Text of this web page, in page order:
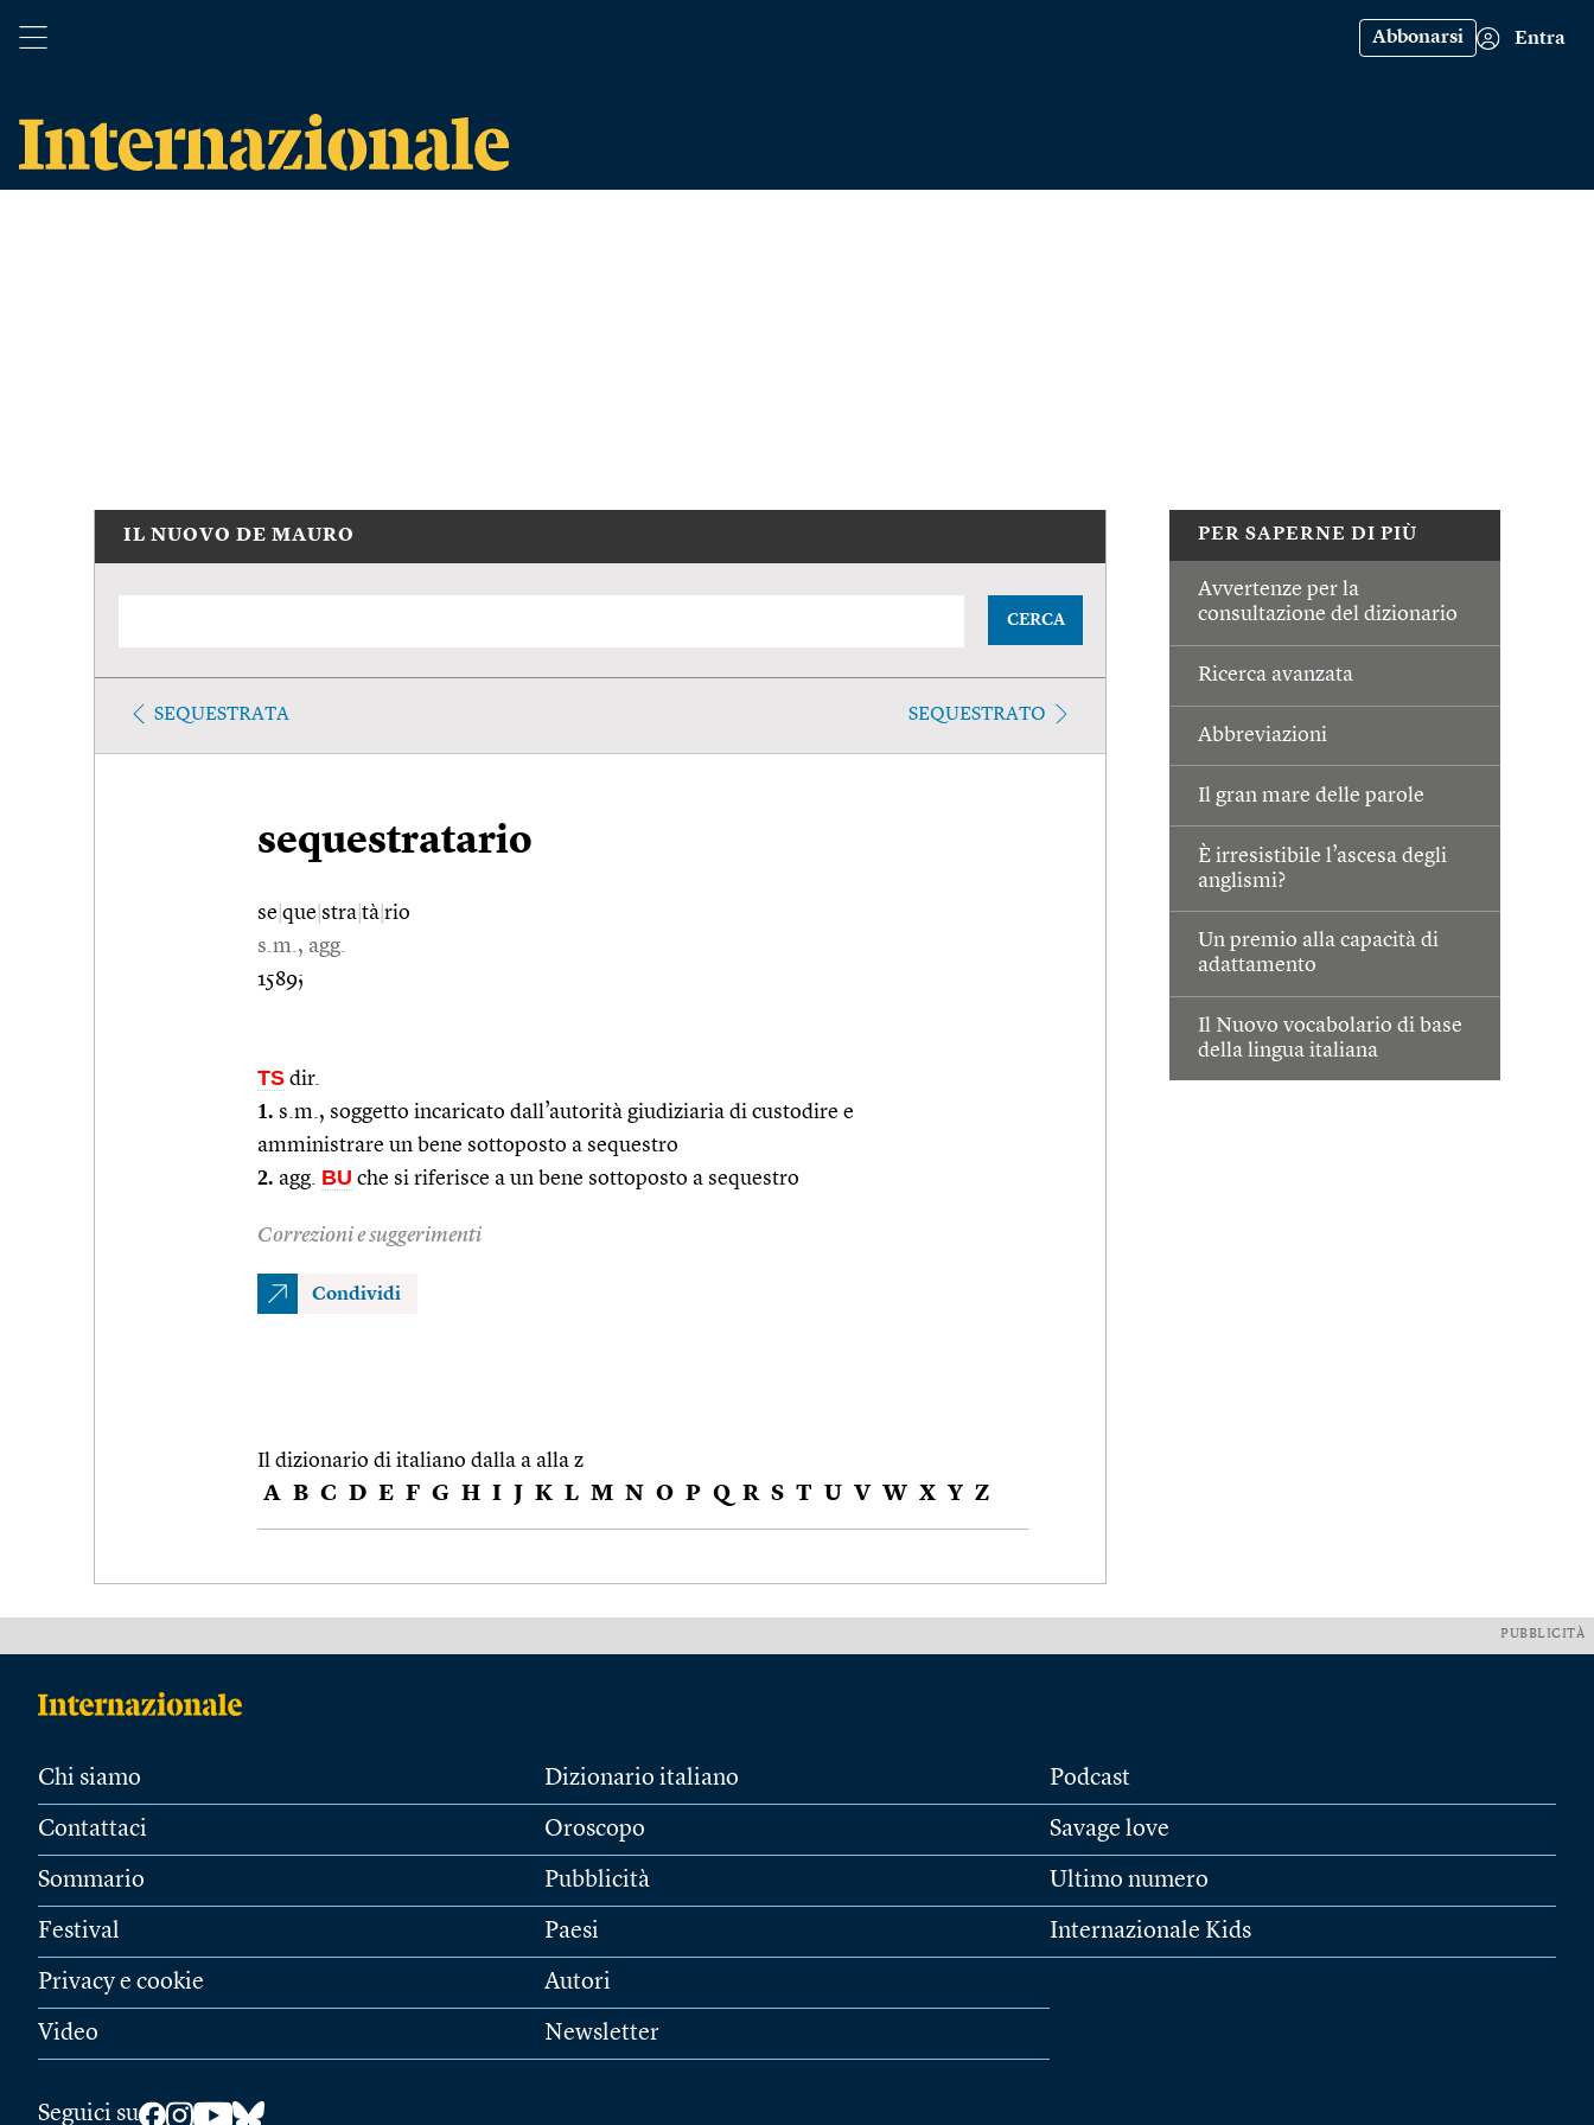
Abbonarsi Entra
PER SAPERNE DI PIÙ
Avvertenze per la
consultazione del dizionario
Ricerca avanzata
Abbreviazioni
Il gran mare delle parole
È irresistibile l’ascesa degli
anglismi?
Un premio alla capacità di
adattamento
Il Nuovo vocabolario di base
della lingua italiana
IL NUOVO DE MAURO
CERCA
SEQUESTRATA SEQUESTRATO
sequestratario
se que stra tà rio
s.m., agg.
1589;
TS dir.
1. s.m., soggetto incaricato dall’autorità giudiziaria di custodire e
amministrare un bene sottoposto a sequestro
2. agg. BU che si riferisce a un bene sottoposto a sequestro
Correzioni e suggerimenti
Condividi
Il dizionario di italiano dalla a alla z
A B C D E F G H I J K L M N O P Q R S T U V W X Y Z
PUBBLICITÀ
Chi siamo
Contattaci
Sommario
Festival
Privacy e cookie
Video
Dizionario italiano
Oroscopo
Pubblicità
Paesi
Autori
Newsletter
Podcast
Savage love
Ultimo numero
Internazionale Kids
Seguici su